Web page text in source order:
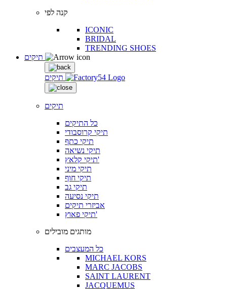
קנה לפי
ICONIC
BRIDAL
TRENDING SHOES
תיקים
תיקים
כל התיקים
תיקי קרוסבודי
תיקי כתף
תיקי נשיאה
תיקי קלאץ'
תיקי מיני
תיקי חוף
תיקי גב
תיקי נסיעה
אביזרי תיקים
תיקי פאוץ'
מותגים מובילים
כל המעצבים
MICHAEL KORS
MARC JACOBS
SAINT LAURENT
JACQUEMUS